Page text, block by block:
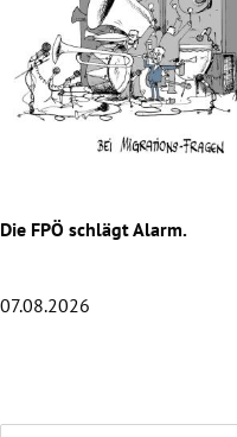
Untermenü
Untermenü
Untermenü
Untermenü
Die FPÖ schlägt Alarm.
07.08.2026